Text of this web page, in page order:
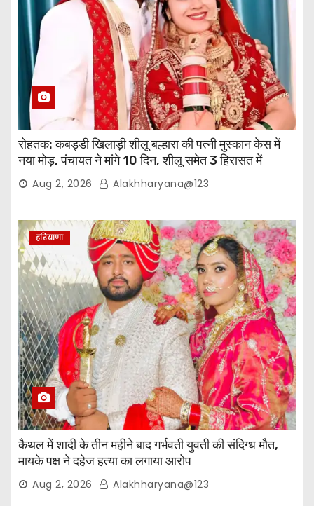
रोहतक: कबड्डी खिलाड़ी शीलू बल्हारा की पत्नी मुस्कान केस में
नया मोड़, पंचायत ने मांगे 10 दिन, शीलू समेत 3 हिरासत में
Aug 2, 2026 Alakhharyana@123
हरियाणा
कैथल में शादी के तीन महीने बाद गर्भवती युवती की संदिग्ध मौत,
मायके पक्ष ने दहेज हत्या का लगाया आरोप
Aug 2, 2026 Alakhharyana@123